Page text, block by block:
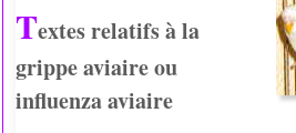
Textes relatifs à la
grippe aviaire ou
influenza aviaire